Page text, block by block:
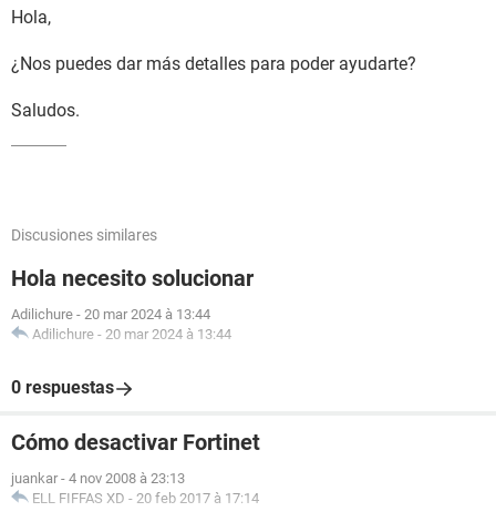
Hola,
¿Nos puedes dar más detalles para poder ayudarte?
Saludos.
Discusiones similares
Hola necesito solucionar
Adilichure - 20 mar 2024 à 13:44
Adilichure - 20 mar 2024 à 13:44
0 respuestas
Cómo desactivar Fortinet
juankar - 4 nov 2008 à 23:13
ELL FIFFAS XD - 20 feb 2017 à 17:14